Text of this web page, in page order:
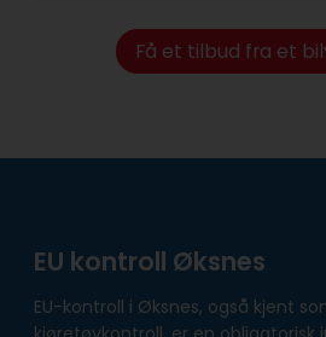
Få et tilbud fra et
EU kontroll Øksnes
EU-kontroll i Øksnes, også kjent